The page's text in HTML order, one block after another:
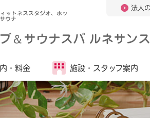
ットネススタジオ、ホッ
ウナ
法人
＆サウナスパ ルネサン
・ 料金 施設・ スタッフ案内